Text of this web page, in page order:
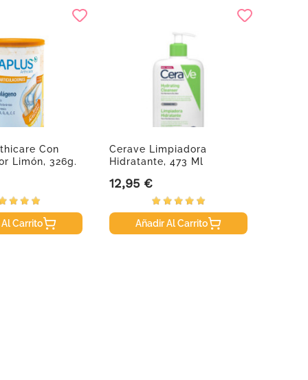
Con
Limón, 326g.
Carrito
Cerave Limpiadora
Hidratante, 473 Ml
Precio
12,95 €
Añadir Al Carrito